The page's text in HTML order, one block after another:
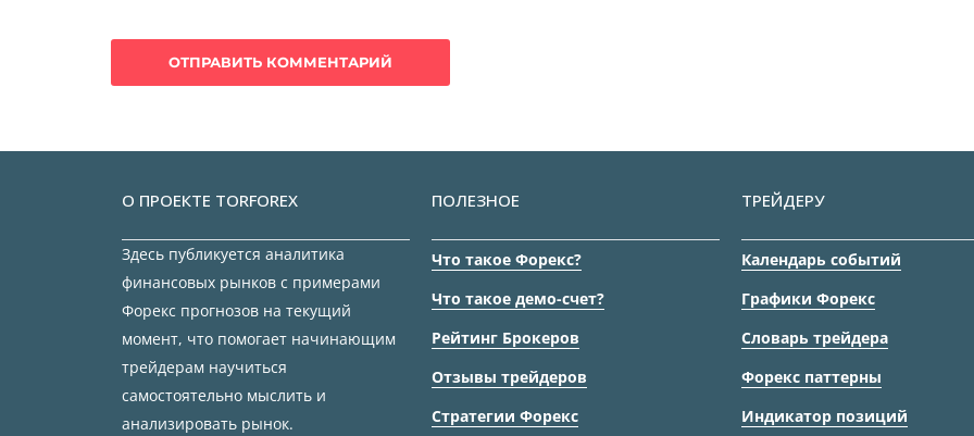
О ПРОЕКТЕ TORFOREX
Здесь публикуется аналитика
финансовых рынков с примерами
Форекс прогнозов на текущий
момент, что помогает начинающим
трейдерам научиться
самостоятельно мыслить и
анализировать рынок.
ПОЛЕЗНОЕ
Что такое Форекс?
Что такое демо-счет?
Рейтинг Брокеров
Отзывы трейдеров
Стратегии Форекс
ТРЕЙДЕРУ
Календарь событий
Графики Форекс
Словарь трейдера
Форекс паттерны
Индикатор позиций